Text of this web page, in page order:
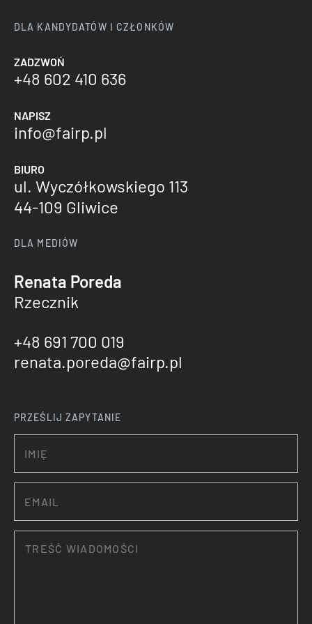
DLA KANDYDATÓW I CZŁONKÓW
ZADZWOŃ
+48 602 410 636
NAPISZ
info@fairp.pl
BIURO
ul. Wyczółkowskiego 113
44-109 Gliwice
DLA MEDIÓW
Renata Poreda
Rzecznik
+48 691 700 019
renata.poreda@fairp.pl
PRZEŚLIJ ZAPYTANIE